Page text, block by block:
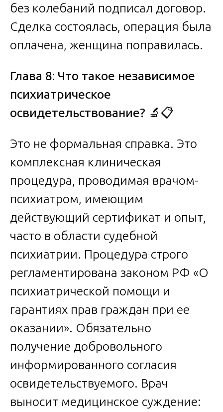
без колебаний подписал договор.
Сделка состоялась, операция была
оплачена, женщина поправилась.
Глава 8: Что такое независимое
психиатрическое
освидетельствование? 🔬📋
Это не формальная справка. Это
комплексная клиническая
процедура, проводимая врачом-
психиатром, имеющим
действующий сертификат и опыт,
часто в области судебной
психиатрии. Процедура строго
регламентирована законом РФ «О
психиатрической помощи и
гарантиях прав граждан при ее
оказании». Обязательно
получение добровольного
информированного согласия
освидетельствуемого. Врач
выносит медицинское суждение: